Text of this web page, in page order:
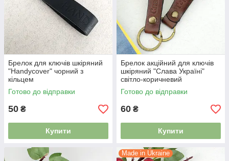
Брелок для ключів шкіряний
"Handycover" чорний з
кільцем
Готово до відправки
50 ₴
Купити
Брелок акційний для ключів
шкіряний "Слава Україні"
світло-коричневий
Готово до відправки
60 ₴
Купити
Made in Ukraine